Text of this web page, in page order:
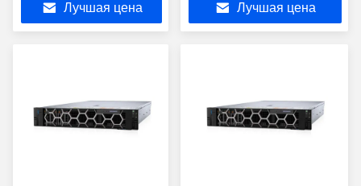
128 ГБ DDR5Лучшая цена
Лучшая цена